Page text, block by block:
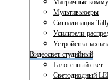
Матричные
Мультивьюеры
Сигнализация
Усилители-
Устройства
Видеосвет студийный
Галогенный свет
Светодиодный